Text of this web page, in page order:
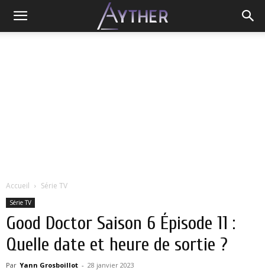
Accueil Série TV
Série TV
Good Doctor Saison 6 Épisode 11 :
Quelle date et heure de sortie ?
Par Yann Grosboillot - 28 janvier 2023